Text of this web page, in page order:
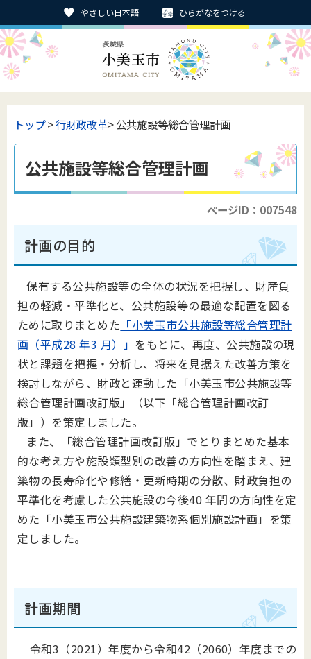
やさしい日本語 ひらがなをつける
トップ>行財政改革> 公共施設等総合管理計画
公共施設等総合管理計画
ページID：007548
計画の目的
保有する公共施設等の全体の状況を把握し、財産負
担の軽減・平準化と、公共施設等の最適な配置を図る
ために取りまとめた 「小美玉市公共施設等総合管理計
画（平成28 年3 月）」 をもとに、再度、公共施設の現
状と課題を把握・分析し、将来を見据えた改善方策を
検討しながら、財政と連動した「小美玉市公共施設等
総合管理計画改訂版」（以下「総合管理計画改訂
版」）を策定しました。
また、「総合管理計画改訂版」でとりまとめた基本
的な考え方や施設類型別の改善の方向性を踏まえ、建
築物の長寿命化や修繕・更新時期の分散、財政負担の
平準化を考慮した公共施設の今後40 年間の方向性を定
めた「小美玉市公共施設建築物系個別施設計画」を策
定しました。
計画期間
令和3（2021）年度から令和42（2060）年度までの